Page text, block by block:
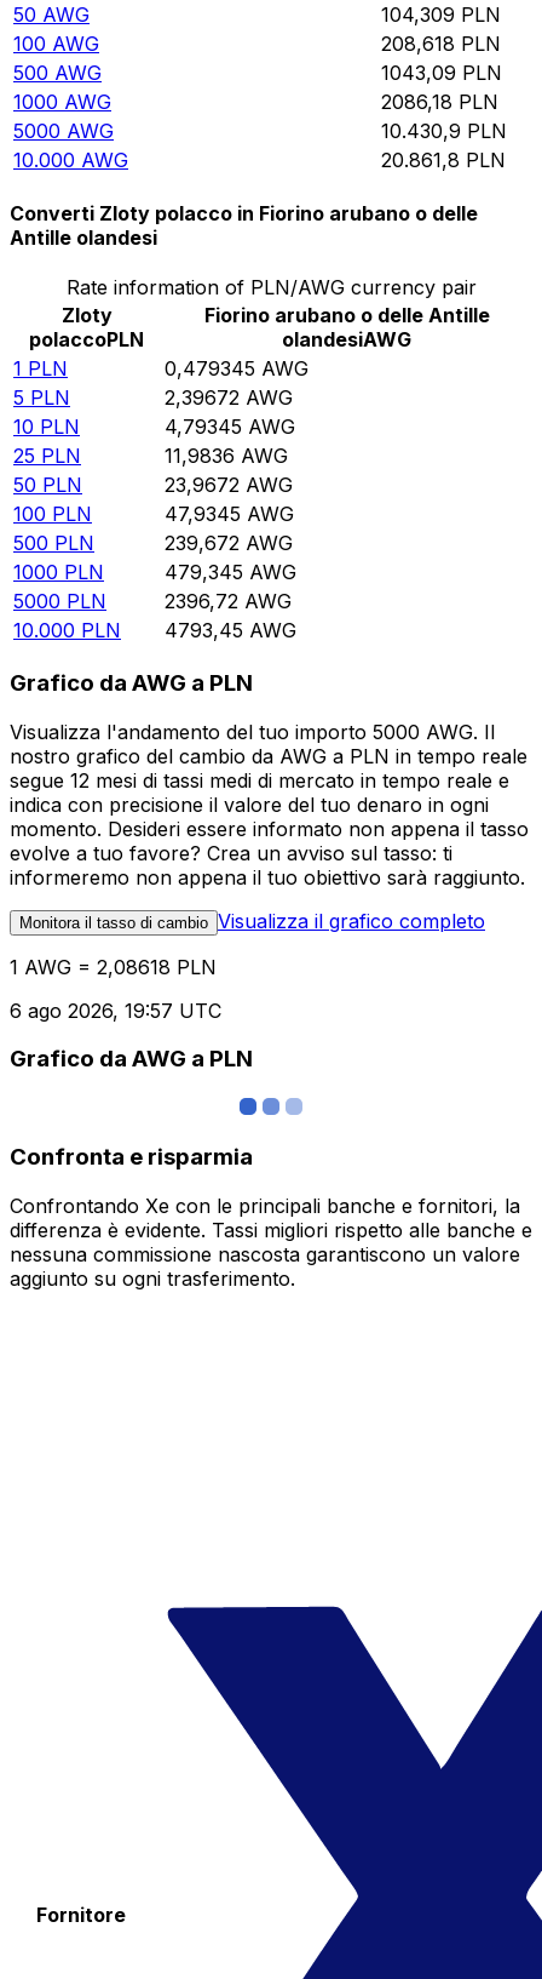
50 AWG 104,309 PLN
100 AWG 208,618 PLN
500 AWG 1043,09 PLN
1000 AWG 2086,18 PLN
5000 AWG 10.430,9 PLN
10.000 AWG 20.861,8 PLN
Converti Zloty polacco in Fiorino arubano o delle
Antille olandesi
Rate information of PLN/AWG currency pair
Zloty
polaccoPLN
Fiorino arubano o delle Antille
olandesiAWG
1 PLN 0,479345 AWG
5 PLN 2,39672 AWG
10 PLN 4,79345 AWG
25 PLN 11,9836 AWG
50 PLN 23,9672 AWG
100 PLN 47,9345 AWG
500 PLN 239,672 AWG
1000 PLN 479,345 AWG
5000 PLN 2396,72 AWG
10.000 PLN 4793,45 AWG
Grafico da AWG a PLN
Visualizza l'andamento del tuo importo 5000 AWG. Il
nostro grafico del cambio da AWG a PLN in tempo reale
segue 12 mesi di tassi medi di mercato in tempo reale e
indica con precisione il valore del tuo denaro in ogni
momento. Desideri essere informato non appena il tasso
evolve a tuo favore? Crea un avviso sul tasso: ti
informeremo non appena il tuo obiettivo sarà raggiunto.
Monitora il tasso di cambio Visualizza il grafico completo
1 AWG = 2,08618 PLN
6 ago 2026, 19:57 UTC
Grafico da AWG a PLN
Confronta e risparmia
Confrontando Xe con le principali banche e fornitori, la
differenza è evidente. Tassi migliori rispetto alle banche e
nessuna commissione nascosta garantiscono un valore
aggiunto su ogni trasferimento.
Fornitore